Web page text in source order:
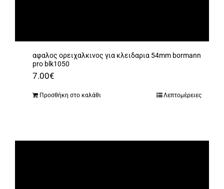
αφαλος ορειχαλκινος για κλειδαρια 54mm bormann
pro blk1050
7.00€
Προσθήκη στο καλάθι Λεπτομέρειες